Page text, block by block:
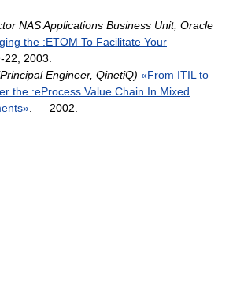
NAS Applications Business Unit, Oracle
the :ETOM To Facilitate Your
2003.
Engineer, QinetiQ) «From ITIL to
the :eProcess Value Chain In Mixed
. — 2002.